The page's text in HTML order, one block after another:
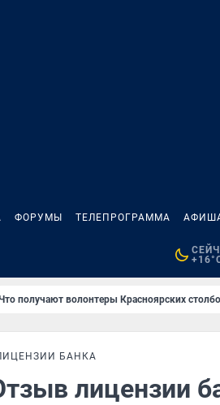
ФОРУМЫ ТЕЛЕПРОГРАММА
получают волонтеры Красноярских
БАНКА
лицензии